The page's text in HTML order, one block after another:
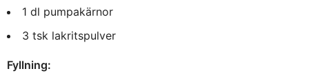
1 dl pumpakärnor
3 tsk lakritspulver
Fyllning: